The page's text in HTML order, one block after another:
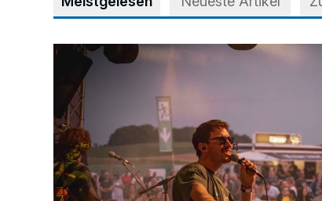
Mehr als nur ein Festival